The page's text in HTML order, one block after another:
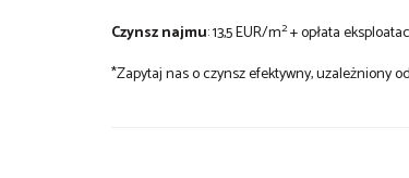
Czynsz najmu: 13,5 EUR/m2+ opłata
*Zapytaj nas o czynsz efektywny, uzależniony